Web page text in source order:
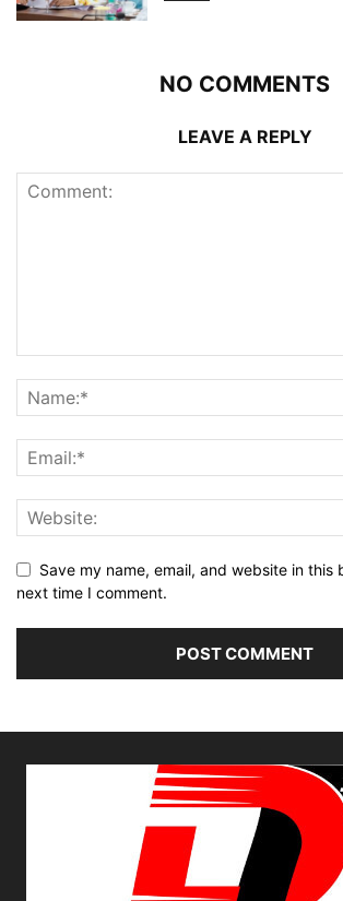
NO COMMENTS
LEAVE A REPLY
Save my name, email, and website in this
next time I comment.